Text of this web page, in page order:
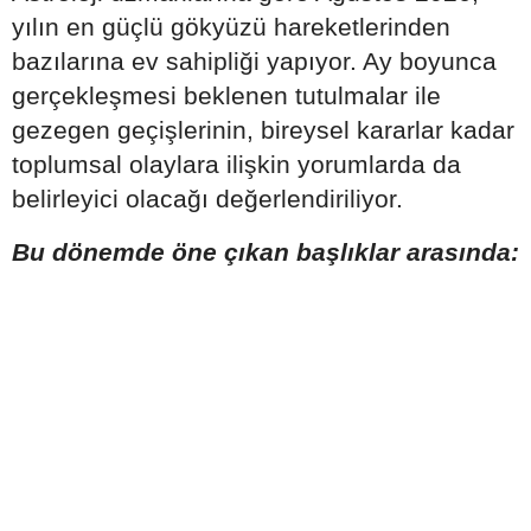
yılın en güçlü gökyüzü hareketlerinden
bazılarına ev sahipliği yapıyor. Ay boyunca
gerçekleşmesi beklenen tutulmalar ile
gezegen geçişlerinin, bireysel kararlar kadar
toplumsal olaylara ilişkin yorumlarda da
belirleyici olacağı değerlendiriliyor.
Bu dönemde öne çıkan başlıklar arasında: